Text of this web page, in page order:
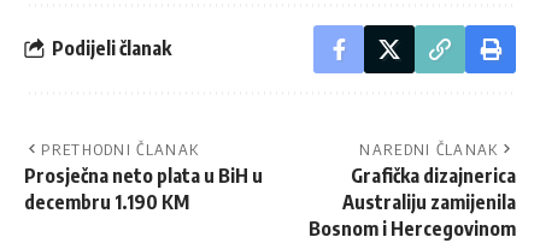
Podijeli članak
PRETHODNI ČLANAK
Prosječna neto plata u BiH u
decembru 1.190 KM
NAREDNI ČLANAK
Grafička dizajnerica
Australiju zamijenila
Bosnom i Hercegovinom